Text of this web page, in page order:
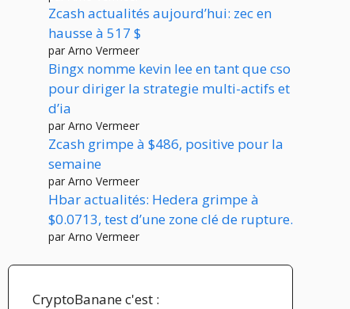
Zcash actualités aujourd’hui: zec en
hausse à 517 $
par Arno Vermeer
Bingx nomme kevin lee en tant que cso
pour diriger la strategie multi-actifs et
d’ia
par Arno Vermeer
Zcash grimpe à $486, positive pour la
semaine
par Arno Vermeer
Hbar actualités: Hedera grimpe à
$0.0713, test d’une zone clé de rupture.
par Arno Vermeer
CryptoBanane c'est :